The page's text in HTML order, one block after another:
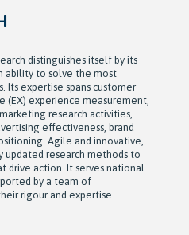
distinguishes itself by its
ability to solve the most
Its expertise spans customer
(EX) experience measurement,
research activities,
effectiveness, brand
Agile and innovative,
updated research methods to
drive action. It serves national
by a team of
rigour and expertise.